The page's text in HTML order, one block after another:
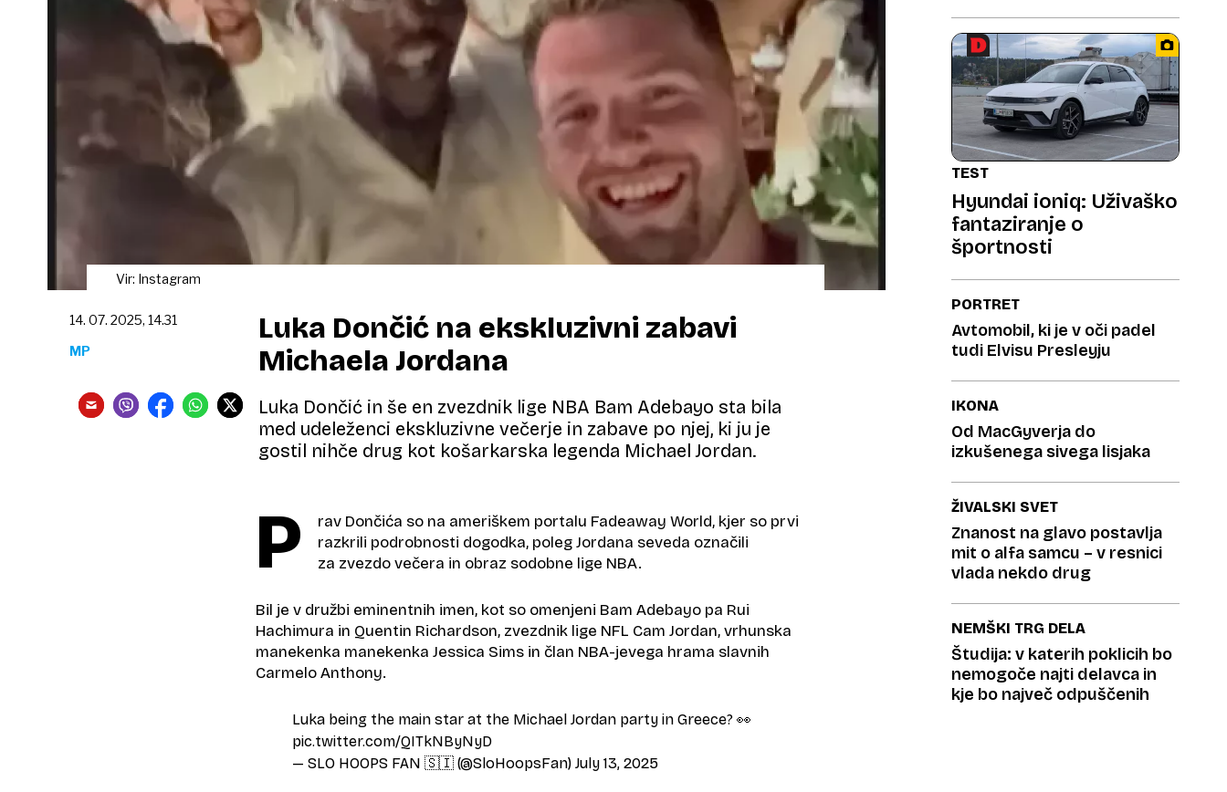
Vir: Instagram
Luka Dončić na ekskluzivni zabavi
Michaela Jordana
Luka Dončić in še en zvezdnik lige NBA Bam Adebayo sta bila
med udeleženci ekskluzivne večerje in zabave po njej, ki ju je
gostil nihče drug kot košarkarska legenda Michael Jordan.
14. 07. 2025, 14.31
MP
P
rav Dončića so na ameriškem portalu Fadeaway World, kjer so prvi
razkrili podrobnosti dogodka, poleg Jordana seveda označili
za zvezdo večera in obraz sodobne lige NBA.
Bil je v družbi eminentnih imen, kot so omenjeni Bam Adebayo pa Rui
Hachimura in Quentin Richardson, zvezdnik lige NFL Cam Jordan, vrhunska
manekenka manekenka Jessica Sims in član NBA-jevega hrama slavnih
Carmelo Anthony.
Luka being the main star at the Michael Jordan party in Greece? 👀
pic.twitter.com/QITkNByNyD
— SLO HOOPS FAN 🇸🇮 (@SloHoopsFan) July 13, 2025
TEST
Hyundai ioniq: Uživaško
fantaziranje o
športnosti
PORTRET
Avtomobil, ki je v oči padel
tudi Elvisu Presleyju
IKONA
Od MacGyverja do
izkušenega sivega lisjaka
ŽIVALSKI SVET
Znanost na glavo postavlja
mit o alfa samcu – v resnici
vlada nekdo drug
NEMŠKI TRG DELA
Študija: v katerih poklicih bo
nemogoče najti delavca in
kje bo največ odpuščenih